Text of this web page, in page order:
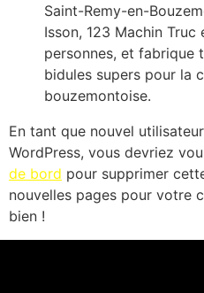
Saint-Remy-en-
Isson, 123 Machin
personnes, et fabrique
bidules supers pour la
bouzemontoise.
En tant que nouvel
WordPress, vous devriez
de bord pour supprimer
nouvelles pages pour votre
bien !